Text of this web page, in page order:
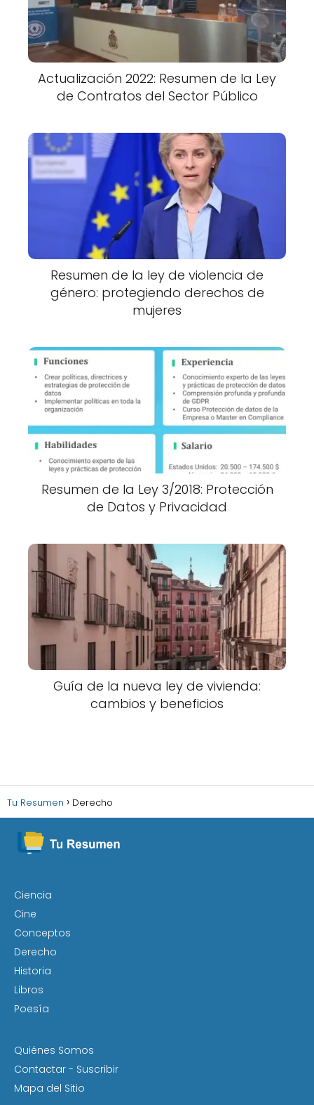
Actualización 2022: Resumen de la Ley
de Contratos del Sector Público
Resumen de la ley de violencia de
género: protegiendo derechos de
mujeres
Resumen de la Ley 3/2018: Protección
de Datos y Privacidad
Guía de la nueva ley de vivienda:
cambios y beneficios
Tu Resumen Derecho
Ciencia
Cine
Conceptos
Derecho
Historia
Libros
Poesía
Quiénes Somos
Contactar - Suscribir
Mapa del Sitio